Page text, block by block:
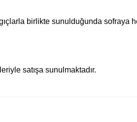
birlikte sunulduğunda sofraya
satışa sunulmaktadır.